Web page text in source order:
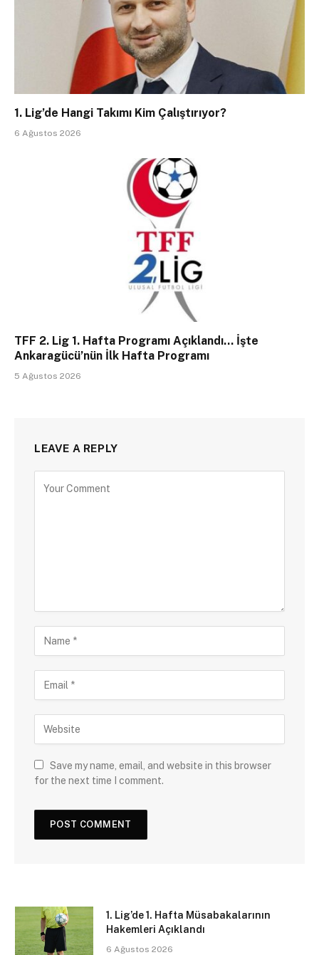
1. Lig’de Hangi Takımı Kim Çalıştırıyor?
6 Ağustos 2026
TFF 2. Lig 1. Hafta Programı Açıklandı… İşte
Ankaragücü’nün İlk Hafta Programı
5 Ağustos 2026
LEAVE A REPLY
Save my name, email, and website in this browser
for the next time I comment.
1. Lig’de 1. Hafta Müsabakalarının
Hakemleri Açıklandı
6 Ağustos 2026